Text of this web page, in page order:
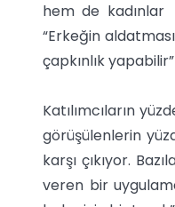
hem de kadınlar
“Erkeğin
çapkınlık
Katılımcıların
görüşülenlerin
karşı çıkıyor.
veren bir